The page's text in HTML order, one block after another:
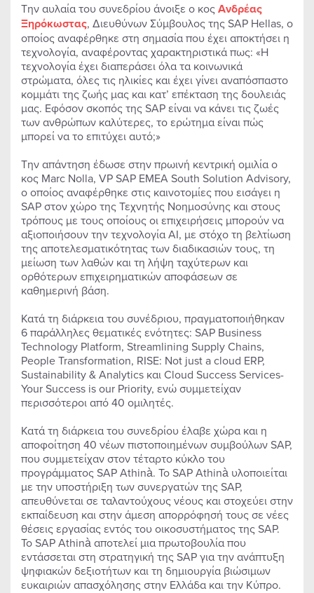
Την αυλαία του συνεδρίου άνοιξε ο κοςΑνδρέας
Ξηρόκωστας, Διευθύνων Σύμβουλος της SAP Hellas, ο
οποίος αναφέρθηκε στη σημασία που έχει αποκτήσει η
τεχνολογία, αναφέροντας χαρακτηριστικά πως: «Η
τεχνολογία έχει διαπεράσει όλα τα κοινωνικά
στρώματα, όλες τις ηλικίες και έχει γίνει αναπόσπαστο
κομμάτι της ζωής μας και κατ’ επέκταση της δουλειάς
μας. Εφόσον σκοπός της SAP είναι να κάνει τις ζωές
των ανθρώπων καλύτερες, το ερώτημα είναι πώς
μπορεί να το επιτύχει αυτό;»
Την απάντηση έδωσε στην πρωινή κεντρική ομιλία ο
κος Marc Nolla, VP SAP EMEA South Solution Advisory,
ο οποίος αναφέρθηκε στις καινοτομίες που εισάγει η
SAP στον χώρο της Τεχνητής Νοημοσύνης και στους
τρόπους με τους οποίους οι επιχειρήσεις μπορούν να
αξιοποιήσουν την τεχνολογία ΑΙ, με στόχο τη βελτίωση
της αποτελεσματικότητας των διαδικασιών τους, τη
μείωση των λαθών και τη λήψη ταχύτερων και
ορθότερων επιχειρηματικών αποφάσεων σε
καθημερινή βάση.
Κατά τη διάρκεια του συνέδριου, πραγματοποιήθηκαν
6 παράλληλες θεματικές ενότητες: SAP Business
Technology Platform, Streamlining Supply Chains,
People Transformation, RISE: Not just a cloud ERP,
Sustainability & Analytics και Cloud Success Services-
Your Success is our Priority, ενώ συμμετείχαν
περισσότεροι από 40 ομιλητές.
Κατά τη διάρκεια του συνεδρίου έλαβε χώρα και η
αποφοίτηση 40 νέων πιστοποιημένων συμβούλων SAP,
που συμμετείχαν στον τέταρτο κύκλο του
προγράμματος SAP Athinà. Το SAP Athinà υλοποιείται
με την υποστήριξη των συνεργατών της SAP,
απευθύνεται σε ταλαντούχους νέους και στοχεύει στην
εκπαίδευση και στην άμεση απορρόφησή τους σε νέες
θέσεις εργασίας εντός του οικοσυστήματος της SAP.
Το SAP Athinà αποτελεί μια πρωτοβουλία που
εντάσσεται στη στρατηγική της SAP για την ανάπτυξη
ψηφιακών δεξιοτήτων και τη δημιουργία βιώσιμων
ευκαιριών απασχόλησης στην Ελλάδα και την Κύπρο.